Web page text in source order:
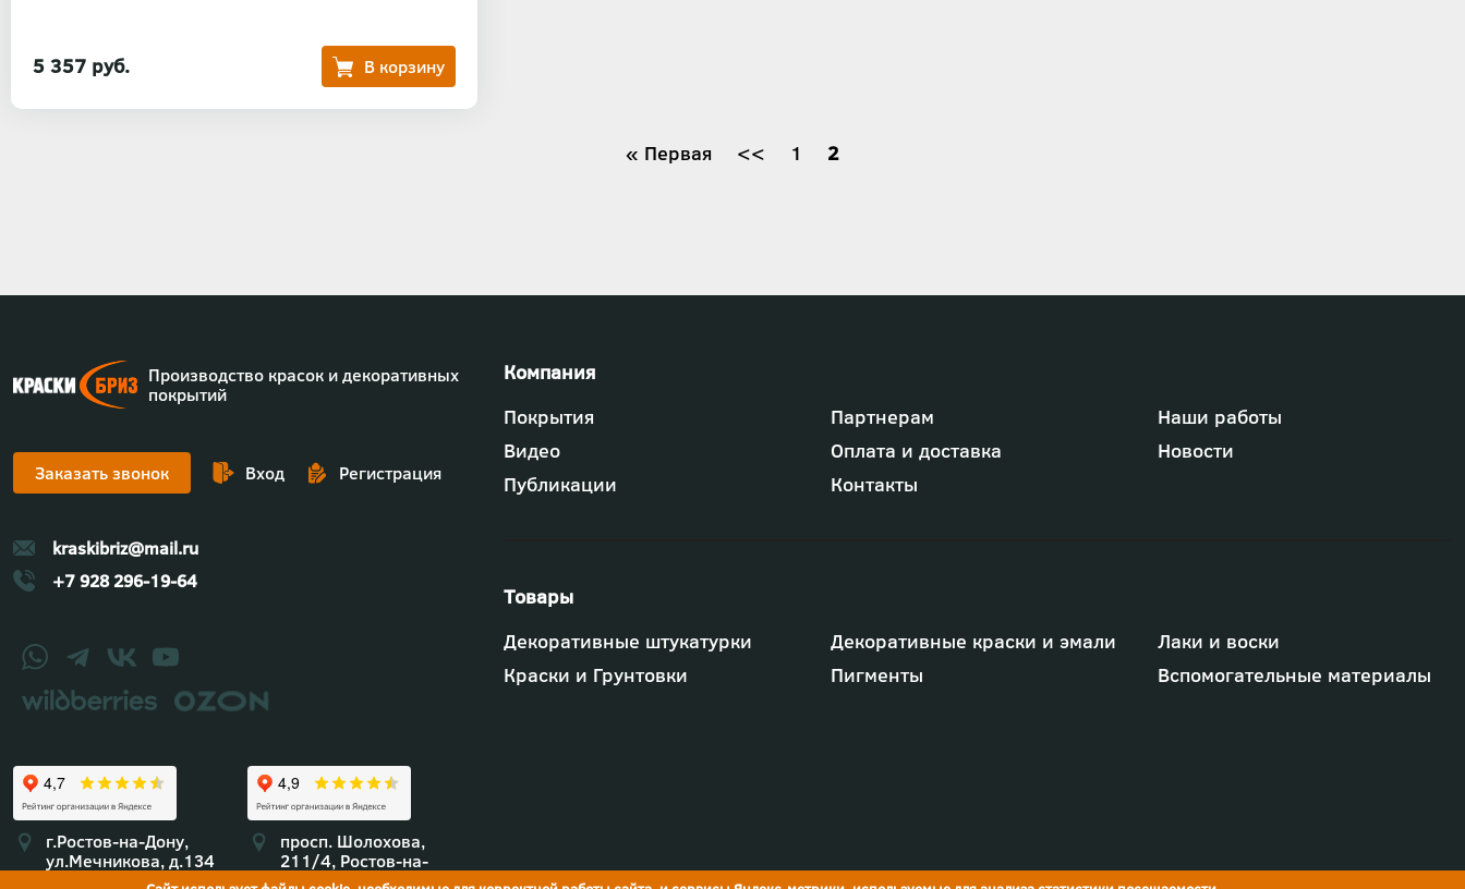
5 357 руб.
Первая
« Первая ←
<< Страница
1
Текущая
2
Производство красок и декоративных
покрытий
Заказать звонок Вход Регистрация
kraskibriz@mail.ru
+7 928 296-19-64
г.Ростов-на-Дону,
ул.Мечникова, д.134
просп. Шолохова,
211/4, Ростов-на-
Дону
Футер
-
меню
"Компания"
Покрытия Партнерам
Наши работы
Видео
Оплата и доставка
Новости
Публикации
Контакты
Футер
-
меню
"Товары"
Декоративные штукатурки Декоративные краски и эмали
Лаки и воски
Краски и Грунтовки
Пигменты Вспомогательные материалы